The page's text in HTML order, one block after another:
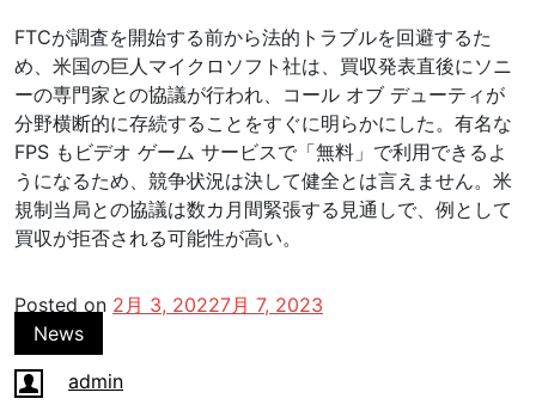
FTCが調査を開始する前から法的トラブルを回避するた
め、米国の巨人マイクロソフト社は、買収発表直後にソニ
ーの専門家との協議が行われ、コール オブ デューティが
分野横断的に存続することをすぐに明らかにした。有名な
FPS もビデオ ゲーム サービスで「無料」で利用できるよ
うになるため、競争状況は決して健全とは言えません。米
規制当局との協議は数カ月間緊張する見通しで、例として
買収が拒否される可能性が高い。
Posted on 2月 3, 20227月 7, 2023
News
admin